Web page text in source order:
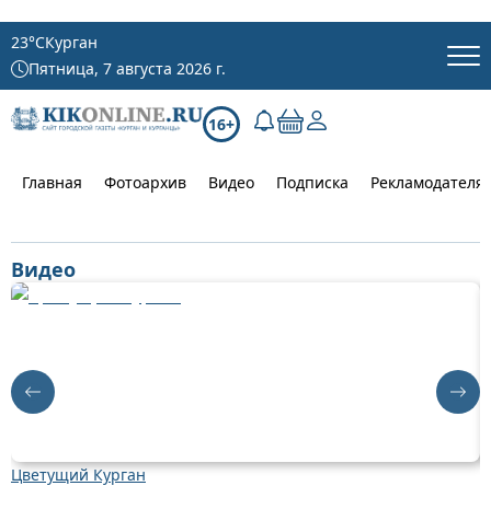
23°CКурган
Пятница, 7 августа 2026 г.
16+
Главная Фотоархив Видео Подписка
Видео
Цветущий Курган